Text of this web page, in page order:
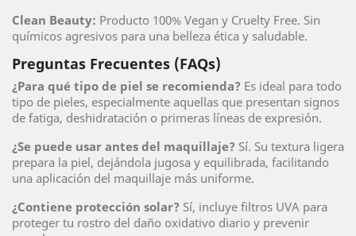
Clean Beauty: Producto 100% Vegan y Cruelty Free. Sin
químicos agresivos para una belleza ética y saludable.
Preguntas Frecuentes (FAQs)
¿Para qué tipo de piel se recomienda? Es ideal para todo
tipo de pieles, especialmente aquellas que presentan signos
de fatiga, deshidratación o primeras líneas de expresión.
¿Se puede usar antes del maquillaje? Sí. Su textura ligera
prepara la piel, dejándola jugosa y equilibrada, facilitando
una aplicación del maquillaje más uniforme.
¿Contiene protección solar? Sí, incluye filtros UVA para
proteger tu rostro del daño oxidativo diario y prevenir